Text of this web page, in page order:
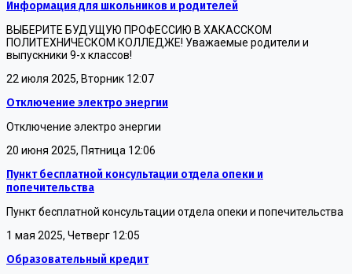
Информация для школьников и родителей
ВЫБЕРИТЕ БУДУЩУЮ ПРОФЕССИЮ В ХАКАССКОМ
ПОЛИТЕХНИЧЕСКОМ КОЛЛЕДЖЕ! Уважаемые родители и
выпускники 9-х классов!
22 июля 2025, Вторник 12:07
Отключение электро энергии
Отключение электро энергии
20 июня 2025, Пятница 12:06
Пункт бесплатной консультации отдела опеки и
попечительства
Пункт бесплатной консультации отдела опеки и попечительства
1 мая 2025, Четверг 12:05
Образовательный кредит